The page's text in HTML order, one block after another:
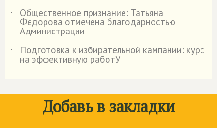
˙
Общественное признание: Татьяна
Федорова отмечена благодарностью
Администрации
˙
Подготовка к избирательной кампании: курс
на эффективную работУ
Добавь в закладки